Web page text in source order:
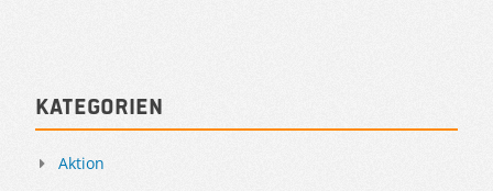
Kategorien
Aktion